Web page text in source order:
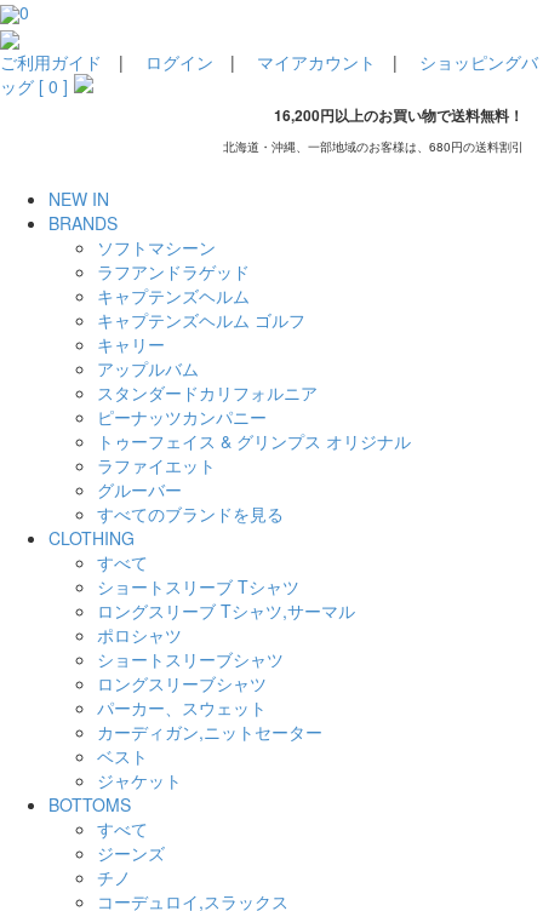
0
ご利用ガイド | ログイン | マイアカウント | ショッピングバ
ッグ [ 0 ]
16,200円以上のお買い物で送料無料！
北海道・沖縄、一部地域のお客様は、680円の送料割引
NEW IN
BRANDS
ソフトマシーン
ラフアンドラゲッド
キャプテンズヘルム
キャプテンズヘルム ゴルフ
キャリー
アップルバム
スタンダードカリフォルニア
ピーナッツカンパニー
トゥーフェイス & グリンプス オリジナル
ラファイエット
グルーバー
すべてのブランドを見る
CLOTHING
すべて
ショートスリーブ Tシャツ
ロングスリーブ Tシャツ,サーマル
ポロシャツ
ショートスリーブシャツ
ロングスリーブシャツ
パーカー、スウェット
カーディガン,ニットセーター
ベスト
ジャケット
BOTTOMS
すべて
ジーンズ
チノ
コーデュロイ,スラックス